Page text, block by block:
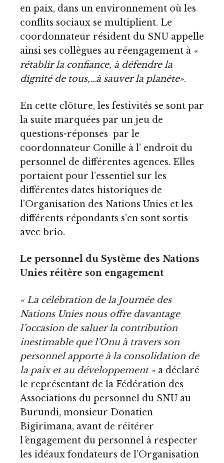
en paix, dans un environnement où les
conflits sociaux se multiplient. Le
coordonnateur résident du SNU appelle
ainsi ses collègues au réengagement à «
rétablir la confiance, à défendre la
dignité de tous,…à sauver la planète».
En cette clôture, les festivités se sont par
la suite marquées par un jeu de
questions-réponses par le
coordonnateur Conille à l’ endroit du
personnel de différentes agences. Elles
portaient pour l’essentiel sur les
différentes dates historiques de
l’Organisation des Nations Unies et les
différents répondants s’en sont sortis
avec brio.
Le personnel du Système des Nations
Unies réitère son engagement
« La célébration de la Journée des
Nations Unies nous offre davantage
l’occasion de saluer la contribution
inestimable que l’Onu à travers son
personnel apporte à la consolidation de
la paix et au développement » a déclaré
le représentant de la Fédération des
Associations du personnel du SNU au
Burundi, monsieur Donatien
Bigirimana, avant de réitérer
lengagement du personnel à respecter
les idéaux fondateurs de l’Organisation